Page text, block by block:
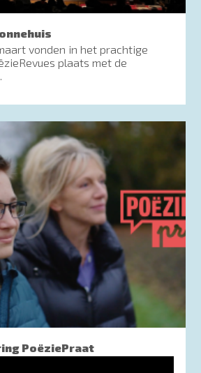
vonden in het prachtige
plaats met de
PoëziePraat